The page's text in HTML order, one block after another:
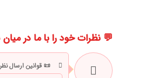
💬 نظرات خود را با ما در میان
📜 قوانین ارسال